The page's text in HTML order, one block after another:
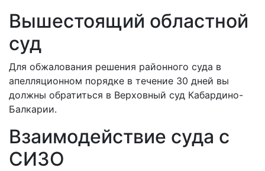
Вышестоящий областной
суд
Для обжалования решения районного суда в
апелляционном порядке в течение 30 дней вы
должны обратиться в Верховный суд Кабардино-
Балкарии.
Взаимодействие суда с
СИЗО